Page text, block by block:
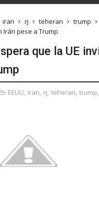
iran rj teheran trump
Irán pese a Trump
que la UE
EEUU, iran, rj, teheran, trump,